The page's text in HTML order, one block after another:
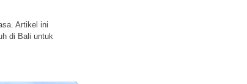
Artikel ini
di Bali untuk